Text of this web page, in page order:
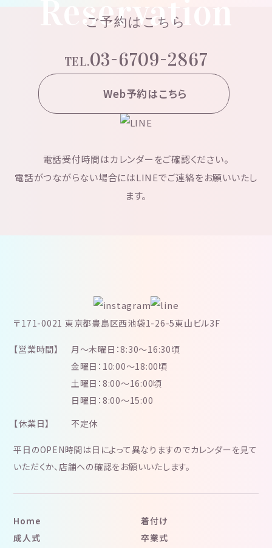
Reservation
ご予約はこちら
TEL.03-6709-2867
Web予約はこちら
電話受付時間はカレンダーをご確認ください。
電話がつながらない場合にはLINEでご連絡をお願いいたし
ます。
〒171-0021 東京都豊島区西池袋1-26-5東山ビル3F
【営業時間】
月～木曜日：8:30～16:30頃
金曜日：10:00～18:00頃
土曜日：8:00～16:00頃
日曜日：8:00～15:00
【休業日】
不定休
平日のOPEN時間は日によって異なりますのでカレンダーを見て
いただくか、店舗への確認をお願いいたします。
Home
着付け
成人式
卒業式